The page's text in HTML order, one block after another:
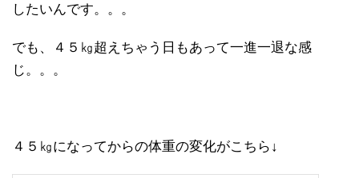
したいんです。。。
でも、４５㎏超えちゃう日もあって一進一退な感
じ。。。
４５㎏になってからの体重の変化がこちら↓